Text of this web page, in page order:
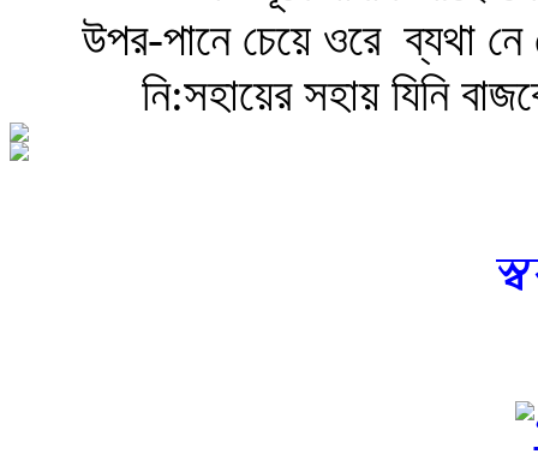
উপর-পানে চেয়ে ওরে ব্যথা
নি:সহায়ের সহায় যিনি